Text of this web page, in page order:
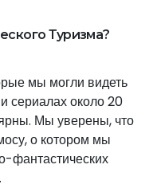
Туризма?
мы могли видеть
сериалах около 20
Мы уверены, что
о котором мы
фантастических